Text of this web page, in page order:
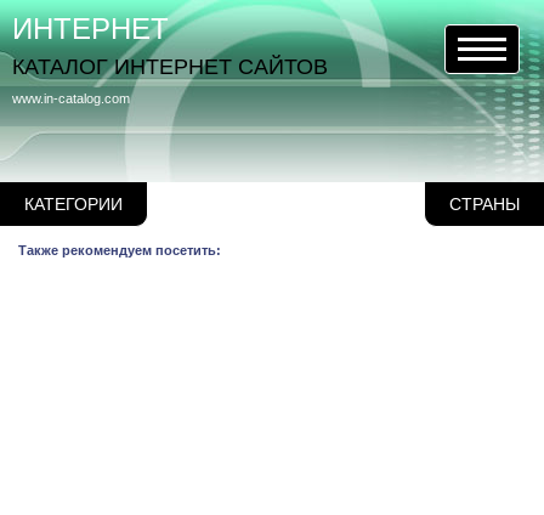
КАТЕГОРИИ СТРАНЫ
www.in-catalog.com
ИНТЕРНЕТ
КАТАЛОГ ИНТЕРНЕТ САЙТОВ
Также рекомендуем посетить: